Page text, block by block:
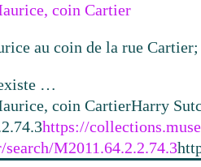
coin Cartier
au coin de la rue
…
coin CartierHarry
https://
M2011.64.2.2.74.3